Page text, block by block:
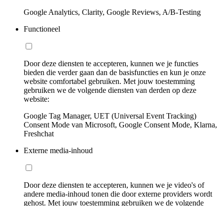
Google Analytics, Clarity, Google Reviews, A/B-Testing
Functioneel
Door deze diensten te accepteren, kunnen we je functies
bieden die verder gaan dan de basisfuncties en kun je onze
website comfortabel gebruiken. Met jouw toestemming
gebruiken we de volgende diensten van derden op deze
website:
Google Tag Manager, UET (Universal Event Tracking)
Consent Mode van Microsoft, Google Consent Mode, Klarna,
Freshchat
Externe media-inhoud
Door deze diensten te accepteren, kunnen we je video's of
andere media-inhoud tonen die door externe providers wordt
gehost. Met jouw toestemming gebruiken we de volgende